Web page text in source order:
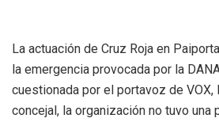
La actuación de Cruz Roja en
la emergencia provocada por la
cuestionada por el portavoz de VOX,
concejal, la organización no tuvo